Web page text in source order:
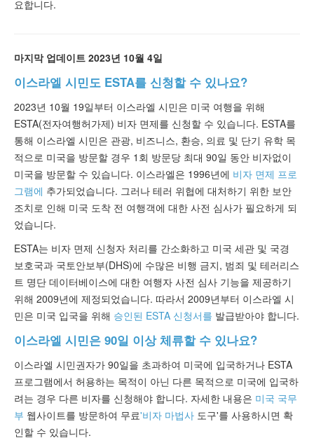
요합니다.
마지막 업데이트 2023년 10월 4일
이스라엘 시민도 ESTA를 신청할 수 있나요?
2023년 10월 19일부터 이스라엘 시민은 미국 여행을 위해
ESTA(전자여행허가제) 비자 면제를 신청할 수 있습니다. ESTA를
통해 이스라엘 시민은 관광, 비즈니스, 환승, 의료 및 단기 유학 목
적으로 미국을 방문할 경우 1회 방문당 최대 90일 동안 비자없이
미국을 방문할 수 있습니다. 이스라엘은 1996년에 비자 면제 프로
그램에 추가되었습니다. 그러나 테러 위협에 대처하기 위한 보안
조치로 인해 미국 도착 전 여행객에 대한 사전 심사가 필요하게 되
었습니다.
ESTA는 비자 면제 신청자 처리를 간소화하고 미국 세관 및 국경
보호국과 국토안보부(DHS)에 수많은 비행 금지, 범죄 및 테러리스
트 명단 데이터베이스에 대한 여행자 사전 심사 기능을 제공하기
위해 2009년에 제정되었습니다. 따라서 2009년부터 이스라엘 시
민은 미국 입국을 위해 승인된 ESTA 신청서를 발급받아야 합니다.
이스라엘 시민은 90일 이상 체류할 수 있나요?
이스라엘 시민권자가 90일을 초과하여 미국에 입국하거나 ESTA
프로그램에서 허용하는 목적이 아닌 다른 목적으로 미국에 입국하
려는 경우 다른 비자를 신청해야 합니다. 자세한 내용은 미국 국무
부 웹사이트를 방문하여 무료'비자 마법사 도구'를 사용하시면 확
인할 수 있습니다.